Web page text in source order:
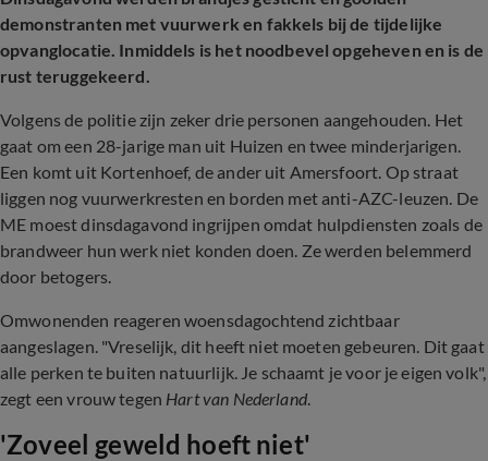
demonstranten met vuurwerk en fakkels bij de tijdelijke
opvanglocatie. Inmiddels is het noodbevel opgeheven en is de
rust teruggekeerd.
Volgens de politie zijn zeker drie personen aangehouden. Het
gaat om een 28-jarige man uit Huizen en twee minderjarigen.
Een komt uit Kortenhoef, de ander uit Amersfoort. Op straat
liggen nog vuurwerkresten en borden met anti-AZC-leuzen. De
ME moest dinsdagavond ingrijpen omdat hulpdiensten zoals de
brandweer hun werk niet konden doen. Ze werden belemmerd
door betogers.
Omwonenden reageren woensdagochtend zichtbaar
aangeslagen. "Vreselijk, dit heeft niet moeten gebeuren. Dit gaat
alle perken te buiten natuurlijk. Je schaamt je voor je eigen volk",
zegt een vrouw tegen Hart van Nederland.
'Zoveel geweld hoeft niet'